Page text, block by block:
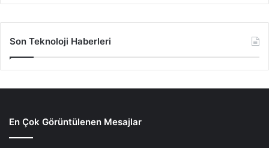
Son Teknoloji Haberleri
En Çok Görüntülenen Mesajlar